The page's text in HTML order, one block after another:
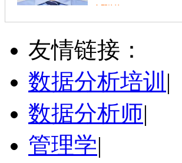
立即咨询
张双鹏 烟台市
硕导
学校：上海立信会计金融学院
立即咨询
友情链接：
数据分析培训 |
数据分析师|
管理学|